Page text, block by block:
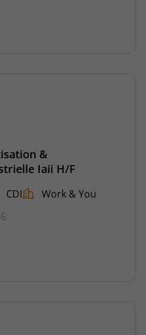
&
Iaii H/F
CDI
Work & You